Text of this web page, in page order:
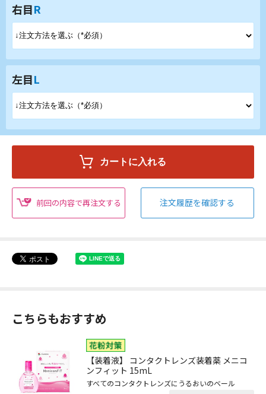
右目R
左目L
前回の内容で再注文する 注文履歴を確認する
こちらもおすすめ
【装着液】 コンタクトレンズ装着薬 メニコ
ンフィット 15mL
すべてのコンタクトレンズにうるおいのベール